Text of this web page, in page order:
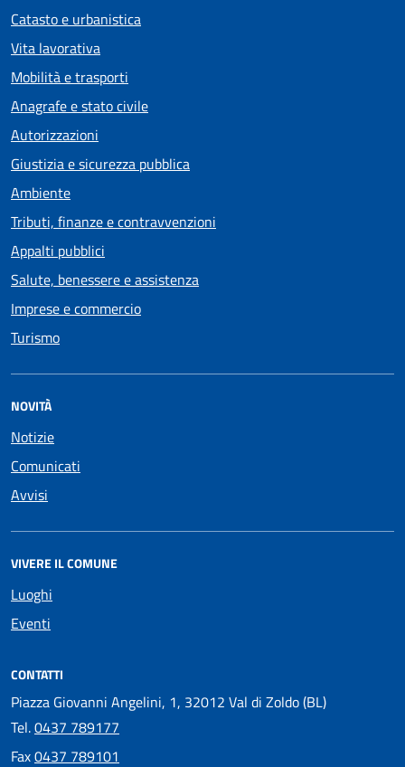
Catasto e urbanistica
Vita lavorativa
Mobilità e trasporti
Anagrafe e stato civile
Autorizzazioni
Giustizia e sicurezza pubblica
Ambiente
Tributi, finanze e contravvenzioni
Appalti pubblici
Salute, benessere e assistenza
Imprese e commercio
Turismo
NOVITÀ
Notizie
Comunicati
Avvisi
VIVERE IL COMUNE
Luoghi
Eventi
CONTATTI
Piazza Giovanni Angelini, 1, 32012 Val di Zoldo (BL)
Tel.0437 789177
Fax0437 789101